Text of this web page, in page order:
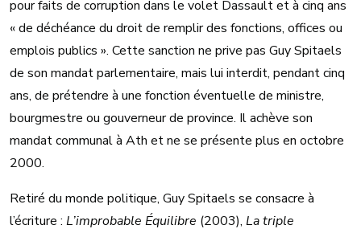
pour faits de corruption dans le volet Dassault et à cinq ans
« de déchéance du droit de remplir des fonctions, offices ou
emplois publics ». Cette sanction ne prive pas Guy Spitaels
de son mandat parlementaire, mais lui interdit, pendant cinq
ans, de prétendre à une fonction éventuelle de ministre,
bourgmestre ou gouverneur de province. Il achève son
mandat communal à Ath et ne se présente plus en octobre
2000.
Retiré du monde politique, Guy Spitaels se consacre à
l’écriture : L’improbable Équilibre (2003), La triple